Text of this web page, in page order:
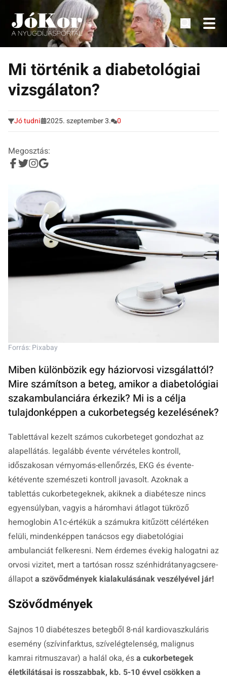
Tovább
tartalomra
Tudnivalók, érdekességek idősek számára.
Mi történik a diabetológiai
vizsgálaton?
Jó tudni 2025. szeptember 3. 0
Megosztás:
Forrás: Pixabay
Miben különbözik egy háziorvosi vizsgálattól?
Mire számítson a beteg, amikor a diabetológiai
szakambulanciára érkezik? Mi is a célja
tulajdonképpen a cukorbetegség kezelésének?
Tablettával kezelt számos cukorbeteget gondozhat az
alapellátás. legalább évente vérvételes kontroll,
időszakosan vérnyomás-ellenőrzés, EKG és évente-
kétévente szemészeti kontroll javasolt. Azoknak a
tablettás cukorbetegeknek, akiknek a diabétesze nincs
egyensúlyban, vagyis a háromhavi átlagot tükröző
hemoglobin A1c-értékük a számukra kitűzött célértéken
felüli, mindenképpen tanácsos egy diabetológiai
ambulanciát felkeresni. Nem érdemes évekig halogatni az
orvosi vizitet, mert a tartósan rossz szénhidrátanyagcsere-
állapota szövődmények kialakulásának veszélyével jár!
Szövődmények
Sajnos 10 diabéteszes betegből 8-nál kardiovaszkuláris
esemény (szívinfarktus, szívelégtelenség, malignus
kamrai ritmuszavar) a halál oka, ésa cukorbetegek
életkilátásai is rosszabbak, kb. 5-10 évvel csökken a